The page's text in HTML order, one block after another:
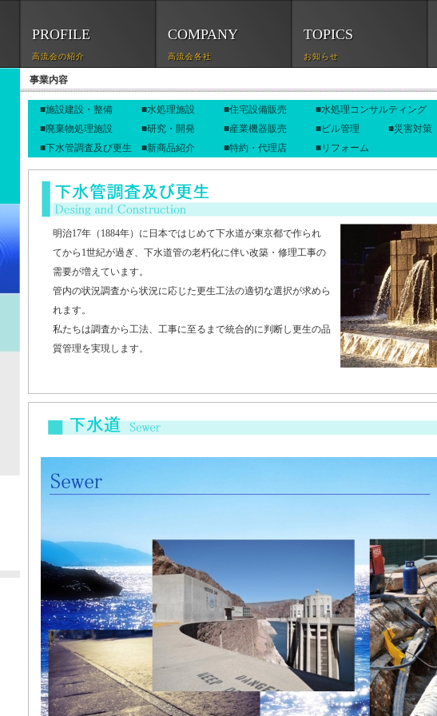
PROFILE
高流会の紹介
COMPANY
高流会各社
TOPICS
お知らせ
事業内容
■施設建設・整備 ■水処理施設 ■住宅設備販売
■水処理コンサルティング
■廃棄物処理施設
■研究・開発 ■産業機器販売 ■ビル管理
■災害対策
■下水管調査及び更生 ■新商品紹介 ■特約・代理店 ■リフォーム
明治17年（1884年）に日本ではじめて下水道が東京都で作られ
てから1世紀が過ぎ、下水道管の老朽化に伴い改築・修理工事の
需要が増えています。
管内の状況調査から状況に応じた更生工法の適切な選択が求めら
れます。
私たちは調査から工法、工事に至るまで統合的に判断し更生の品
質管理を実現します。